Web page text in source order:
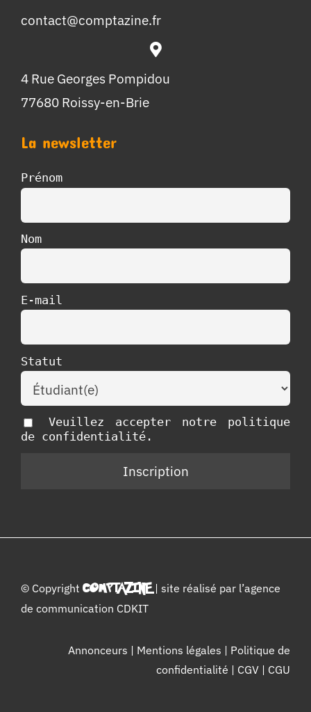
contact@comptazine.fr
4 Rue Georges Pompidou
77680 Roissy-en-Brie
La newsletter
Prénom
Nom
E-mail
Statut
Veuillez accepter notre politique
de confidentialité.
© Copyright COMPTAZINE| site réalisé par l’agence
de communication CDKIT
Annonceurs | Mentions légales | Politique de
confidentialité | CGV | CGU